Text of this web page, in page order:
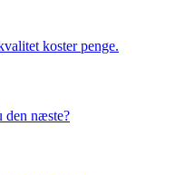
koster penge.
den næste?